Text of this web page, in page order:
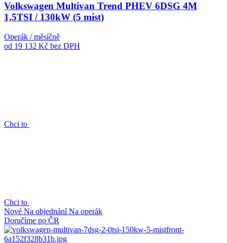
Volkswagen Multivan Trend PHEV 6DSG 4M
1,5TSI / 130kW (5 míst)
Operák / měsíčně
od 19 132 Kč bez DPH
Chci to
Chci to
Nové Na objednáníNa operák
Doručíme po ČR